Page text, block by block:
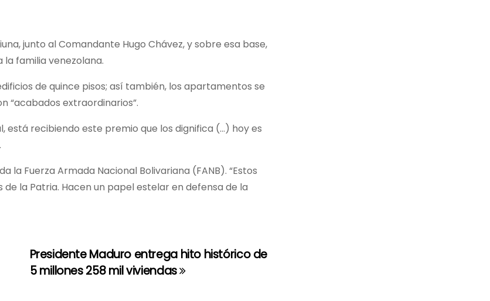
junto al Comandante Hugo Chávez, y sobre esa base,
familia venezolana.
de quince pisos; así también, los apartamentos se
“acabados extraordinarios”.
está recibiendo este premio que los dignifica (…) hoy es
la Fuerza Armada Nacional Bolivariana (FANB). “Estos
la Patria. Hacen un papel estelar en defensa de la
Presidente Maduro entrega hito histórico de
5 millones 258 mil viviendas